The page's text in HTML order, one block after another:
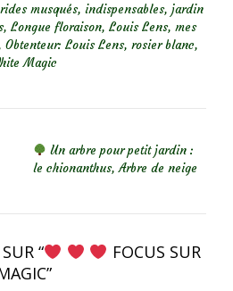
musqués, indispensables, jardin
, Longue floraison, Louis Lens, mes
Obtenteur: Louis Lens, rosier blanc,
Magic
Un arbre pour petit jardin :
le chionanthus, Arbre de neige
“
FOCUS SUR
”